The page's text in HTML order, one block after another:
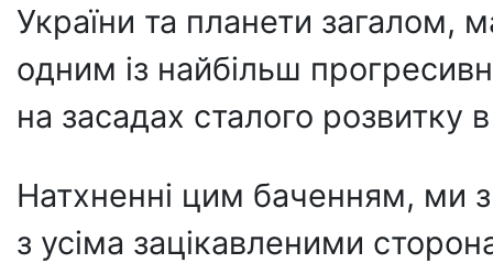
України та планети загалом,
одним із найбільш
на засадах сталого розвитку в
Натхненні цим баченням, ми
з усіма зацікавленими